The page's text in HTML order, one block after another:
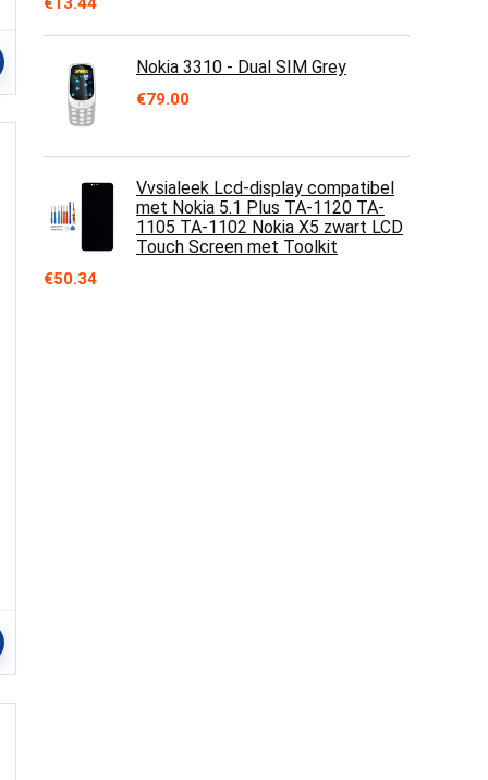
Nokia 3310 - Dual SIM Grey
€79.00
Vvsialeek Lcd-display compatibel
met Nokia 5.1 Plus TA-1120 TA-
1105 TA-1102 Nokia X5 zwart LCD
Touch Screen met Toolkit
€50.34